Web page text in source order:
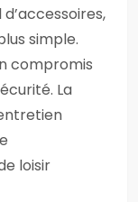
simple.
compromis
La
loisir